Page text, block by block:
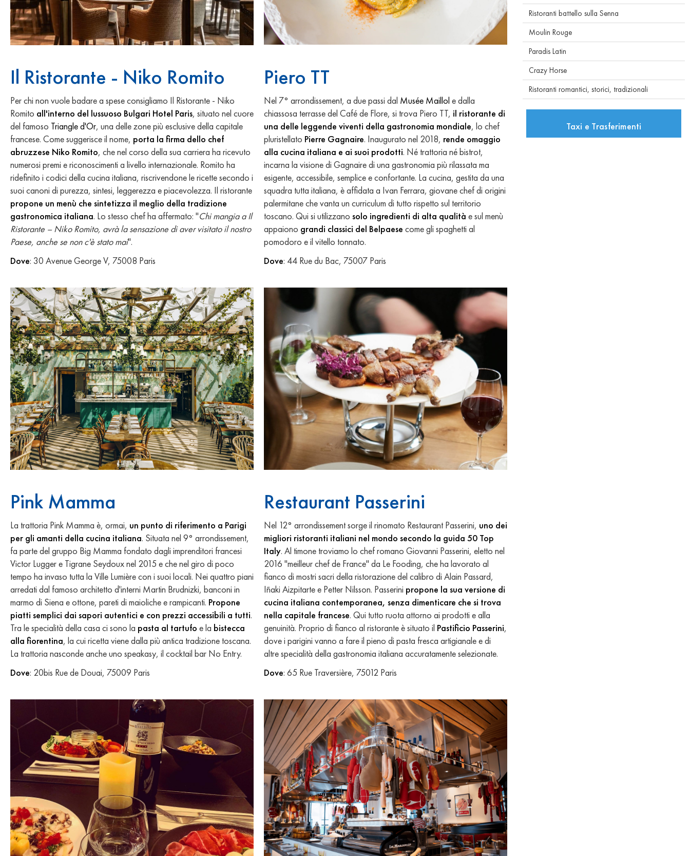
Il Ristorante - Niko Romito
Per chi non vuole badare a spese consigliamo Il Ristorante - Niko
Romito all'interno del lussuoso Bulgari Hotel Paris, situato nel cuore
del famoso Triangle d'Or, una delle zone più esclusive della capitale
francese. Come suggerisce il nome, porta la firma dello chef
abruzzese Niko Romito, che nel corso della sua carriera ha ricevuto
numerosi premi e riconoscimenti a livello internazionale. Romito ha
ridefinito i codici della cucina italiana, riscrivendone le ricette secondo i
suoi canoni di purezza, sintesi, leggerezza e piacevolezza. Il ristorante
propone un menù che sintetizza il meglio della tradizione
gastronomica italiana. Lo stesso chef ha affermato: "Chi mangia a Il
Ristorante – Niko Romito, avrà la sensazione di aver visitato il nostro
Paese, anche se non c'è stato mai".
Dove: 30 Avenue George V, 75008 Paris
Piero TT
Nel 7° arrondissement, a due passi dal Musée Maillol e dalla
chiassosa terrasse del Café de Flore, si trova Piero TT, il ristorante di
una delle leggende viventi della gastronomia mondiale, lo chef
pluristellato Pierre Gagnaire. Inaugurato nel 2018, rende omaggio
alla cucina italiana e ai suoi prodotti. Né trattoria né bistrot,
incarna la visione di Gagnaire di una gastronomia più rilassata ma
esigente, accessibile, semplice e confortante. La cucina, gestita da una
squadra tutta italiana, è affidata a Ivan Ferrara, giovane chef di origini
palermitane che vanta un curriculum di tutto rispetto sul territorio
toscano. Qui si utilizzano solo ingredienti di alta qualità e sul menù
appaiono grandi classici del Belpaese come gli spaghetti al
pomodoro e il vitello tonnato.
Dove: 44 Rue du Bac, 75007 Paris
Pink Mamma
La trattoria Pink Mamma è, ormai, un punto di riferimento a Parigi
per gli amanti della cucina italiana. Situata nel 9° arrondissement,
fa parte del gruppo Big Mamma fondato dagli imprenditori francesi
Victor Lugger e Tigrane Seydoux nel 2015 e che nel giro di poco
tempo ha invaso tutta la Ville Lumière con i suoi locali. Nei quattro piani
arredati dal famoso architetto d'interni Martin Brudnizki, banconi in
marmo di Siena e ottone, pareti di maioliche e rampicanti. Propone
piatti semplici dai sapori autentici e con prezzi accessibili a tutti.
Tra le specialità della casa ci sono la pasta al tartufo e la bistecca
alla fiorentina, la cui ricetta viene dalla più antica tradizione toscana.
La trattoria nasconde anche uno speakasy, il cocktail bar No Entry.
Dove: 20bis Rue de Douai, 75009 Paris
Restaurant Passerini
Nel 12° arrondissement sorge il rinomato Restaurant Passerini, uno dei
migliori ristoranti italiani nel mondo secondo la guida 50 Top
Italy. Al timone troviamo lo chef romano Giovanni Passerini, eletto nel
2016 "meilleur chef de France" da Le Fooding, che ha lavorato al
fianco di mostri sacri della ristorazione del calibro di Alain Passard,
Iñaki Aizpitarte e Petter Nilsson. Passerini propone la sua versione di
cucina italiana contemporanea, senza dimenticare che si trova
nella capitale francese. Qui tutto ruota attorno ai prodotti e alla
genuinità. Proprio di fianco al ristorante è situato il Pastificio Passerini,
dove i parigini vanno a fare il pieno di pasta fresca artigianale e di
altre specialità della gastronomia italiana accuratamente selezionate.
Dove: 65 Rue Traversière, 75012 Paris
Ristoranti battello sulla Senna
Moulin Rouge
Paradis Latin
Crazy Horse
Ristoranti romantici, storici, tradizionali
Taxi e Trasferimenti